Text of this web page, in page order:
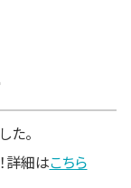
た。
詳細はこちら